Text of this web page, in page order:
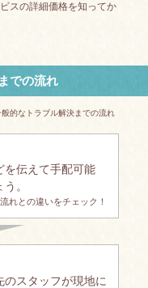
スの詳細価格を知ってか
での流れ
的なトラブル解決までの流れ
を伝えて手配可能
。
れとの違いをチェック！
スタッフが現地に